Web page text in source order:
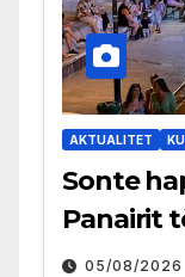
AKTUALITET
Sonte
Panairit
05/08/2026